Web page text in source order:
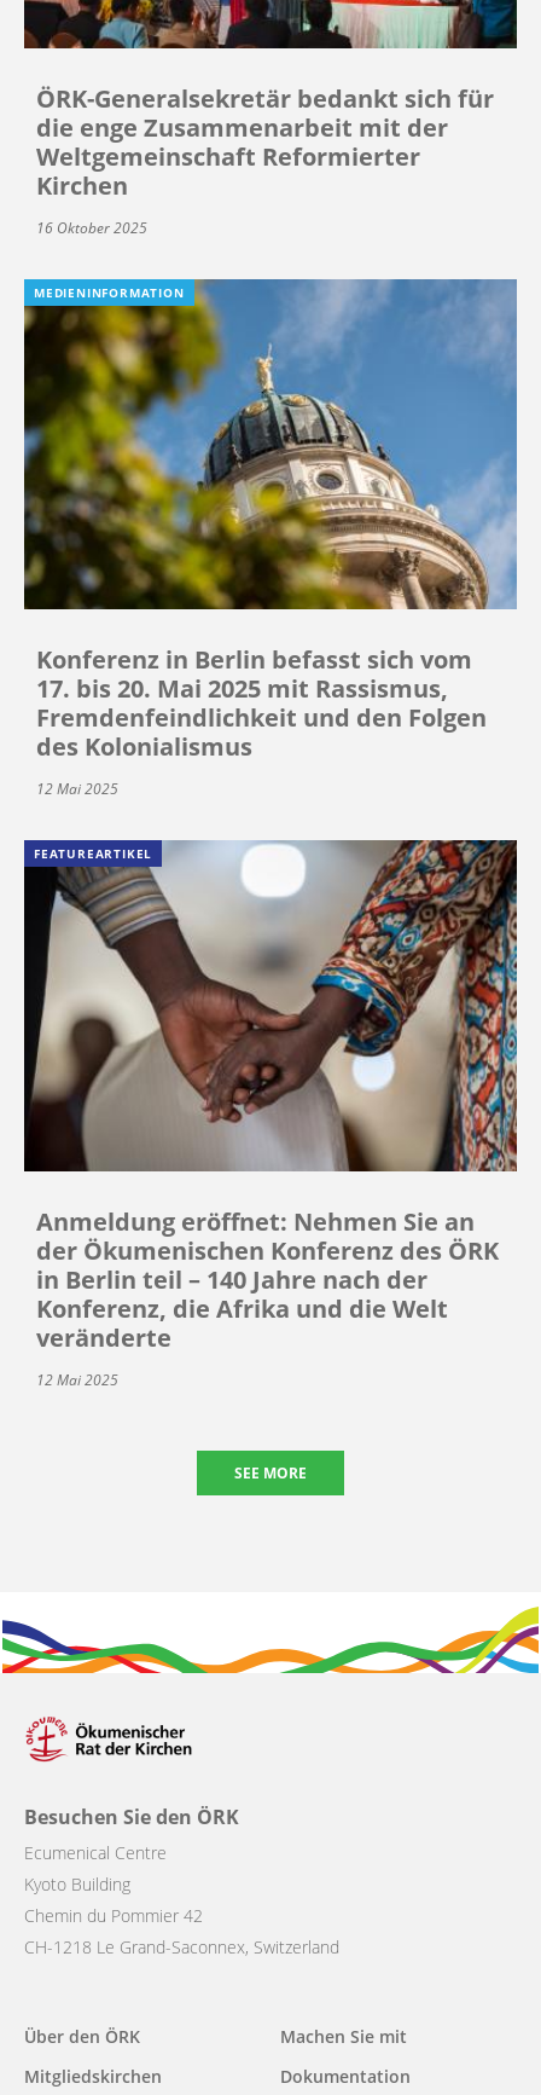
ÖRK-Generalsekretär bedankt sich für
die enge Zusammenarbeit mit der
Weltgemeinschaft Reformierter
Kirchen
16 Oktober 2025
MEDIENINFORMATION
Konferenz in Berlin befasst sich vom
17. bis 20. Mai 2025 mit Rassismus,
Fremdenfeindlichkeit und den Folgen
des Kolonialismus
12 Mai 2025
FEATUREARTIKEL
Anmeldung eröffnet: Nehmen Sie an
der Ökumenischen Konferenz des ÖRK
in Berlin teil – 140 Jahre nach der
Konferenz, die Afrika und die Welt
veränderte
12 Mai 2025
SEE MORE
Besuchen Sie den ÖRK
Ecumenical Centre
Kyoto Building
Chemin du Pommier 42
CH-1218 Le Grand-Saconnex, Switzerland
Main
navigation
Über den ÖRK
Mitgliedskirchen
Machen Sie mit
Dokumentation